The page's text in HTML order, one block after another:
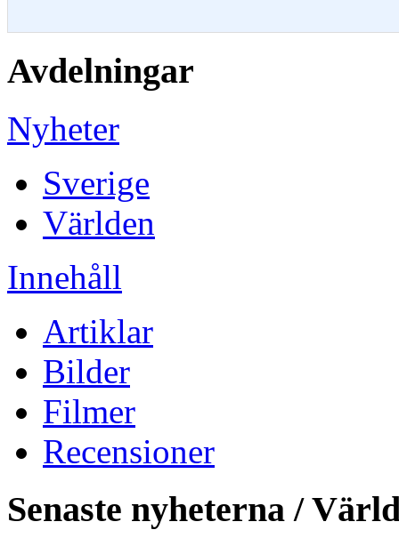
Avdelningar
Nyheter
Sverige
Världen
Innehåll
Artiklar
Bilder
Filmer
Recensioner
Senaste nyheterna /